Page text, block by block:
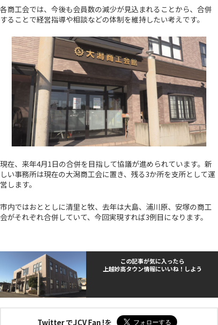
各商工会では、今後も会員数の減少が見込まれることから、合併
することで経営指導や相談などの体制を維持したい考えです。
現在、来年4月1日の合併を目指して協議が進められています。新
しい事務所は現在の大潟商工会に置き、残る3か所を支所として運
営します。
市内ではおととしに清里と牧、去年は大島、浦川原、安塚の商工
会がそれぞれ合併していて、今回実現すれば3例目になります。
この記事が気に入ったら
上越妙高タウン情報にいいね！しよう
Twitter でJCV Fan !を